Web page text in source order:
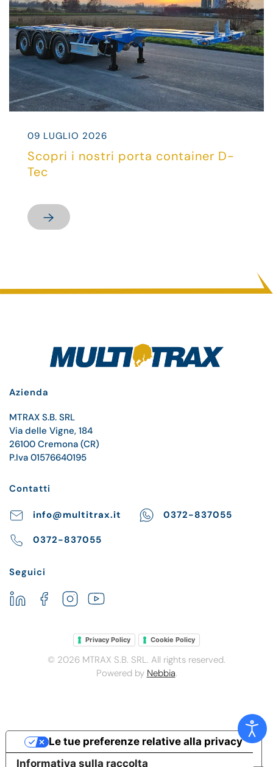
09 LUGLIO 2026
Scopri i nostri porta container D-
Tec
Azienda
MTRAX S.B. SRL
Via delle Vigne, 184
26100 Cremona (CR)
P.Iva 01576640195
Contatti
info@multitrax.it 0372-837055
0372-837055
Seguici
Privacy Policy Cookie Policy
© 2026 MTRAX S.B. SRL. All rights reserved.
Powered by Nebbia.
Informativa sulla raccolta
Le tue preferenze relative alla privacy